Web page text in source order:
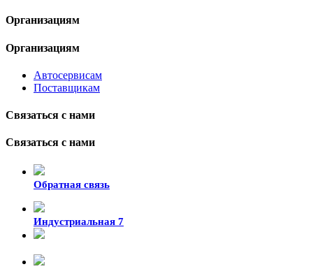
Организациям
Организациям
Автосервисам
Поставщикам
Связаться с нами
Связаться с нами
Обратная связь
Индустриальная 7